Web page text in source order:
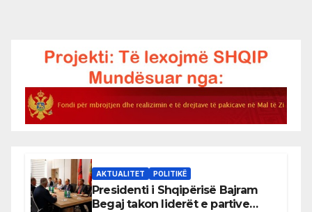
AKTUALITET POLITIKË
Presidenti i Shqipërisë Bajram
Begaj takon liderët e partive